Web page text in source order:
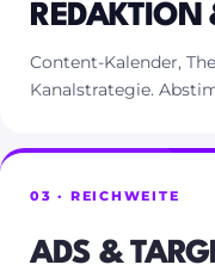
Content-Kalender,
Kanalstrategie.
03 · REICHWEITE
ADS &